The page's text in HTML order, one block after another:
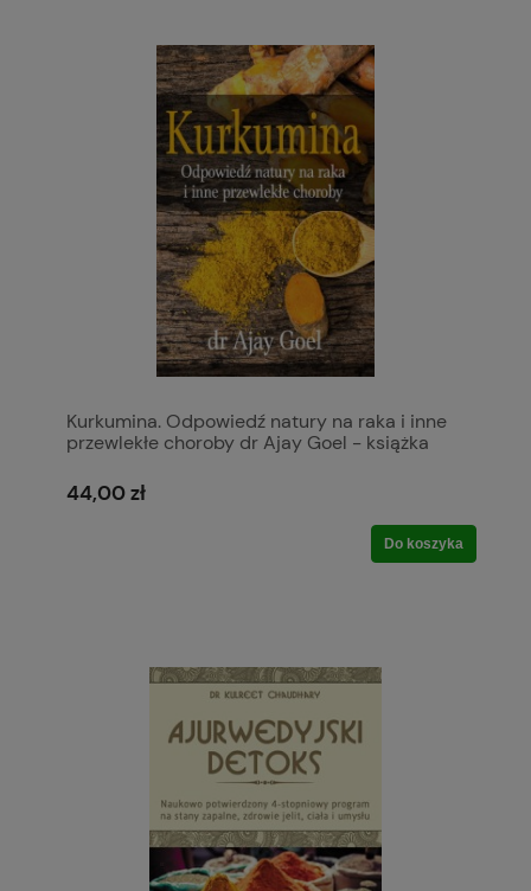
Kurkumina. Odpowiedź natury na raka i inne
przewlekłe choroby dr Ajay Goel - książka
44,00 zł
Do koszyka